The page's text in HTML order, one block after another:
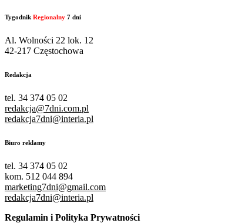
Tygodnik Regionalny 7 dni
Al. Wolności 22 lok. 12
42-217 Częstochowa
Redakcja
tel. 34 374 05 02
redakcja@7dni.com.pl
redakcja7dni@interia.pl
Biuro reklamy
tel. 34 374 05 02
kom. 512 044 894
marketing7dni@gmail.com
redakcja7dni@interia.pl
Regulamin i Polityka Prywatności